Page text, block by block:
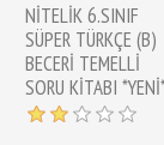
NİTELİK 6.SINIF
SÜPER TÜRKÇE (B)
BECERİ TEMELLİ
SORU KİTABI